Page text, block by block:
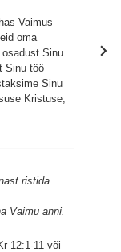
Vaimus
oma
Sinu
Sinu töö
Sinu
Kristuse,
ristida
Vaimu anni.
12:1-11 või